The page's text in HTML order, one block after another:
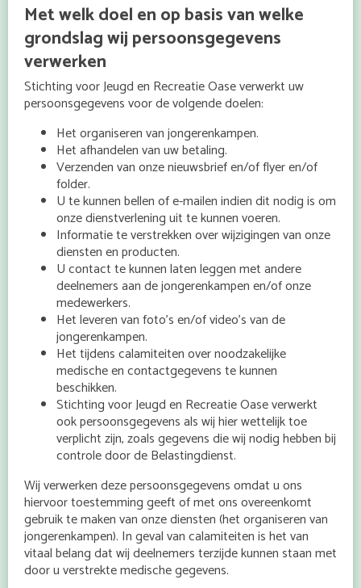
Met welk doel en op basis van welke
grondslag wij persoonsgegevens
verwerken
Stichting voor Jeugd en Recreatie Oase verwerkt uw
persoonsgegevens voor de volgende doelen:
Het organiseren van jongerenkampen.
Het afhandelen van uw betaling.
Verzenden van onze nieuwsbrief en/of flyer en/of
folder.
U te kunnen bellen of e-mailen indien dit nodig is om
onze dienstverlening uit te kunnen voeren.
Informatie te verstrekken over wijzigingen van onze
diensten en producten.
U contact te kunnen laten leggen met andere
deelnemers aan de jongerenkampen en/of onze
medewerkers.
Het leveren van foto’s en/of video’s van de
jongerenkampen.
Het tijdens calamiteiten over noodzakelijke
medische en contactgegevens te kunnen
beschikken.
Stichting voor Jeugd en Recreatie Oase verwerkt
ook persoonsgegevens als wij hier wettelijk toe
verplicht zijn, zoals gegevens die wij nodig hebben bij
controle door de Belastingdienst.
Wij verwerken deze persoonsgegevens omdat u ons
hiervoor toestemming geeft of met ons overeenkomt
gebruik te maken van onze diensten (het organiseren van
jongerenkampen). In geval van calamiteiten is het van
vitaal belang dat wij deelnemers terzijde kunnen staan met
door u verstrekte medische gegevens.